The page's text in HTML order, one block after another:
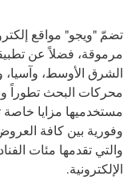
تضمّ "ويجو" مواقع
مرموقة، فضلاً عن
الشرق الأوسط، وآسيا،
محركات البحث تطوراً
مستخدميها مزايا
وفورية بين كافة
والتي تقدمها مئات
الإلكترونية.